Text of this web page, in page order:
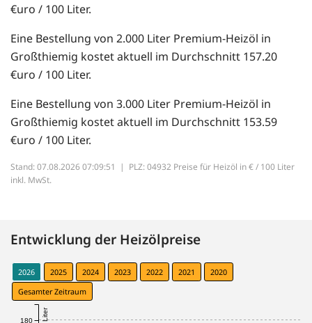
€uro / 100 Liter.
Eine Bestellung von 2.000 Liter Premium-Heizöl in
Großthiemig kostet aktuell im Durchschnitt 157.20
€uro / 100 Liter.
Eine Bestellung von 3.000 Liter Premium-Heizöl in
Großthiemig kostet aktuell im Durchschnitt 153.59
€uro / 100 Liter.
Stand: 07.08.2026 07:09:51 | PLZ: 04932 Preise für Heizöl in € / 100 Liter
inkl. MwSt.
Entwicklung der Heizölpreise
2026 2025 2024 2023 2022 2021
2020
Gesamter Zeitraum
180